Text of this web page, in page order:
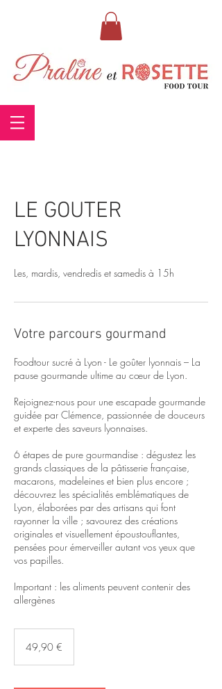
LE GOUTER
LYONNAIS
Les, mardis, vendredis et samedis à 15h
Votre parcours gourmand
Foodtour sucré à Lyon - Le goûter lyonnais – La
pause gourmande ultime au cœur de Lyon.
​Rejoignez-nous pour une escapade gourmande
guidée par Clémence, passionnée de douceurs
et experte des saveurs lyonnaises.
6 étapes de pure gourmandise : dégustez les
grands classiques de la pâtisserie française,
macarons, madeleines et bien plus encore ;
découvrez les spécialités emblématiques de
Lyon, élaborées par des artisans qui font
rayonner la ville ; savourez des créations
originales et visuellement époustouflantes,
pensées pour émerveiller autant vos yeux que
vos papilles.
Important : les aliments peuvent contenir des
allergènes
49,90 €